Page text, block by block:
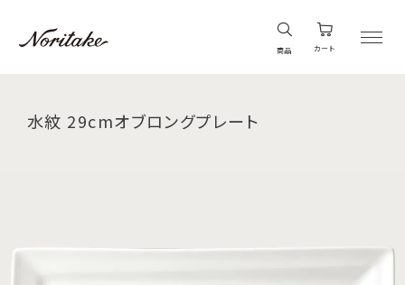
商品 カート
水紋 29cmオブロングプレート